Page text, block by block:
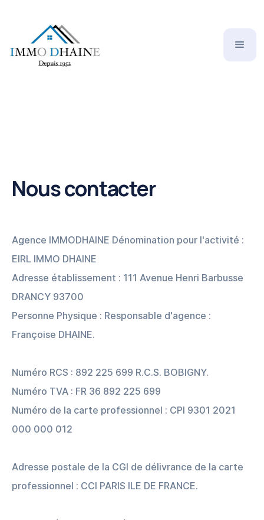
Nous contacter
Agence IMMODHAINE Dénomination pour l'activité :
EIRL IMMO DHAINE
Adresse établissement : 111 Avenue Henri Barbusse
DRANCY 93700
Personne Physique : Responsable d'agence :
Françoise DHAINE.
Numéro RCS : 892 225 699 R.C.S. BOBIGNY.
Numéro TVA : FR 36 892 225 699
Numéro de la carte professionnel : CPI 9301 2021
000 000 012
Adresse postale de la CGI de délivrance de la carte
professionnel : CCI PARIS ILE DE FRANCE.